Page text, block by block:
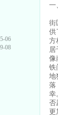
06
08
一
街
供
方
像
铁
地
落
幸
否
更